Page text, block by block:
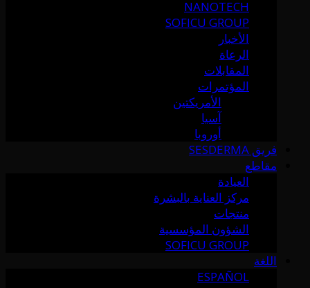
NANOTECH
SOFICU GROUP
الأخبار
الرعاة
المقابلات
المؤتمرات
الأمريكتين
آسيا
أوروبا
فريق SESDERMA
مقاطع
العيادة
مركز العناية بالبشرة
منتجات
الشؤون المؤسسية
SOFICU GROUP
اللغة
ESPAÑOL